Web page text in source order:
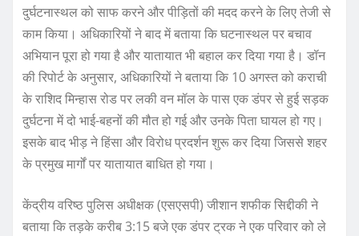
दुर्घटनास्थल को साफ करने और पीड़ितों की मदद करने के लिए तेजी से
काम किया। अधिकारियों ने बाद में बताया कि घटनास्थल पर बचाव
अभियान पूरा हो गया है और यातायात भी बहाल कर दिया गया है। डॉन
की रिपोर्ट के अनुसार, अधिकारियों ने बताया कि 10 अगस्त को कराची
के राशिद मिन्हास रोड पर लकी वन मॉल के पास एक डंपर से हुई सड़क
दुर्घटना में दो भाई-बहनों की मौत हो गई और उनके पिता घायल हो गए।
इसके बाद भीड़ ने हिंसा और विरोध प्रदर्शन शुरू कर दिया जिससे शहर
के प्रमुख मार्गों पर यातायात बाधित हो गया।
केंद्रीय वरिष्ठ पुलिस अधीक्षक (एसएसपी) जीशान शफीक सिद्दीकी ने
बताया कि तड़के करीब 3:15 बजे एक डंपर ट्रक ने एक परिवार को ले